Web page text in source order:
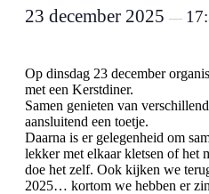
23 december 2025 —
Op dinsdag 23 december
met een Kerstdiner.
Samen genieten van
aansluitend een toetje.
Daarna is er gelegenheid om
lekker met elkaar kletsen of het
doe het zelf. Ook kijken we
2025… kortom we hebben er